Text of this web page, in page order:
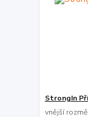
StrongIn
vnější